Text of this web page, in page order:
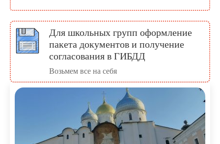
Для школьных групп оформление
пакета документов и получение
согласования в ГИБДД
Возьмем все на себя